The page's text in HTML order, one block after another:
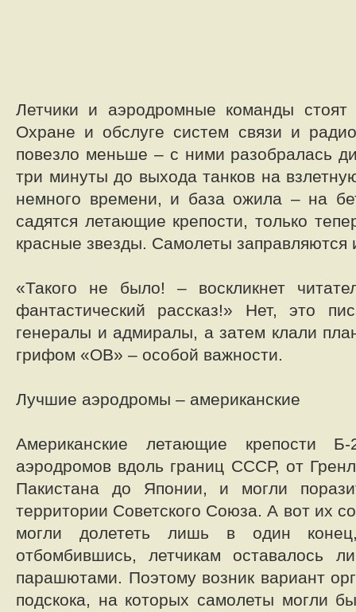
Летчики и аэродромные команды
Охране и обслуге систем связи и
повезло меньше – с ними разобралась
три минуты до выхода танков на
немного времени, и база ожила – на
садятся летающие крепости, только
красные звезды. Самолеты заправляются
«Такого не было! – воскликнет
фантастический рассказ!» Нет, это
генералы и адмиралы, а затем клали
грифом «ОВ» – особой важности.
Лучшие аэродромы – американские
Американские летающие крепости
аэродромов вдоль границ СССР, от
Пакистана до Японии, и могли
территории Советского Союза. А вот их
могли долететь лишь в один
отбомбившись, летчикам оставалось
парашютами. Поэтому возник вариант
подскока, на которых самолеты могли